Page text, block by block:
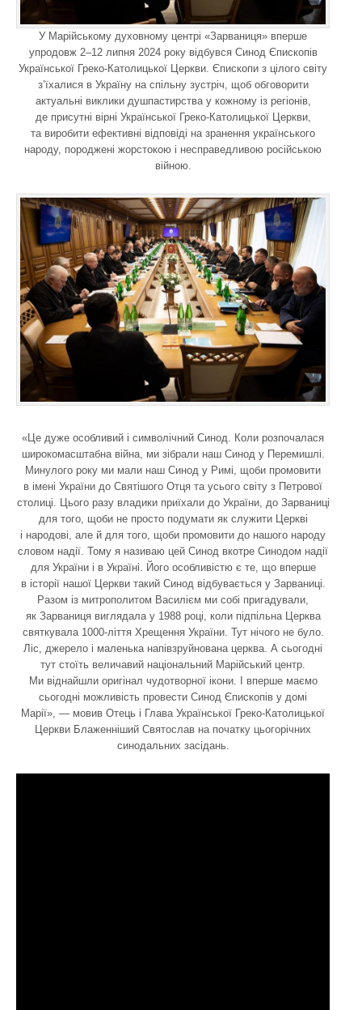
У Марійському духовному центрі «Зарваниця» вперше
упродовж 2–12 липня 2024 року відбувся Синод Єпископів
Української Греко-Католицької Церкви. Єпископи з цілого світу
з’їхалися в Україну на спільну зустріч, щоб обговорити
актуальні виклики душпастирства у кожному із регіонів,
де присутні вірні Української Греко-Католицької Церкви,
та виробити ефективні відповіді на зранення українського
народу, породжені жорстокою і несправедливою російською
війною.
«Це дуже особливий і символічний Синод. Коли розпочалася
широкомасштабна війна, ми зібрали наш Синод у Перемишлі.
Минулого року ми мали наш Синод у Римі, щоби промовити
в імені України до Святішого Отця та усього світу з Петрової
столиці. Цього разу владики приїхали до України, до Зарваниці
для того, щоби не просто подумати як служити Церкві
і народові, але й для того, щоби промовити до нашого народу
словом надії. Тому я називаю цей Синод вкотре Синодом надії
для України і в Україні. Його особливістю є те, що вперше
в історії нашої Церкви такий Синод відбувається у Зарваниці.
Разом із митрополитом Василієм ми собі пригадували,
як Зарваниця виглядала у 1988 році, коли підпільна Церква
святкувала 1000-ліття Хрещення України. Тут нічого не було.
Ліс, джерело і маленька напівзруйнована церква. А сьогодні
тут стоїть величавий національний Марійський центр.
Ми віднайшли оригінал чудотворної ікони. І вперше маємо
сьогодні можливість провести Синод Єпископів у домі
Марії», — мовив Отець і Глава Української Греко-Католицької
Церкви Блаженніший Святослав на початку цьогорічних
синодальних засідань.